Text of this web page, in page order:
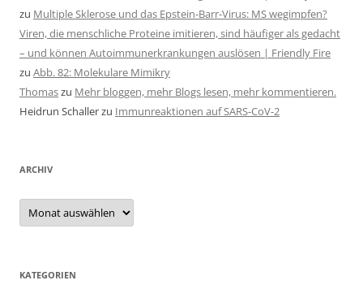
zu Multiple Sklerose und das Epstein-Barr-Virus: MS wegimpfen?
Viren, die menschliche Proteine imitieren, sind häufiger als gedacht
– und können Autoimmunerkrankungen auslösen | Friendly Fire
zu Abb. 82: Molekulare Mimikry
Thomaszu Mehr bloggen, mehr Blogs lesen, mehr kommentieren.
Heidrun Schallerzu Immunreaktionen auf SARS-CoV-2
ARCHIV
Archiv
KATEGORIEN